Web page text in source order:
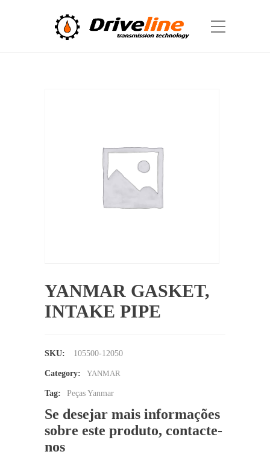
YANMAR GASKET,
INTAKE PIPE
SKU: 105500-12050
Category: YANMAR
Tag: Peças Yanmar
Se desejar mais informações
sobre este produto, contacte-
nos